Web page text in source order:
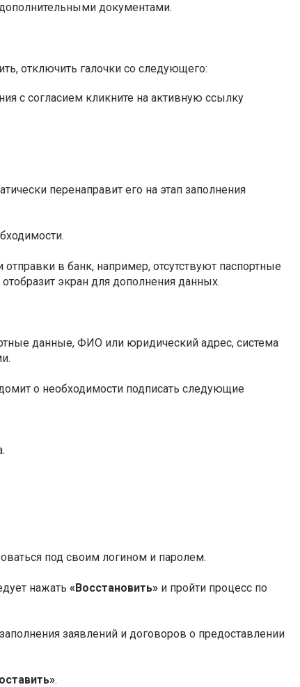
документами.
отключить галочки со следующего:
с согласием кликните на активную ссылку
перенаправит его на этап заполнения
в банк, например, отсутствуют паспортные
экран для дополнения данных.
данные, ФИО или юридический адрес, система
о необходимости подписать следующие
под своим логином и паролем.
нажать «Восстановить» и пройти процесс по
заявлений и договоров о предоставлении
.